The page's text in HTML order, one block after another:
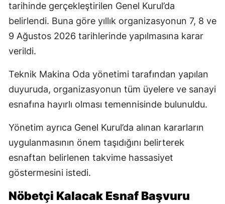
tarihinde gerçekleştirilen Genel Kurul’da
belirlendi. Buna göre yıllık organizasyonun 7, 8 ve
9 Ağustos 2026 tarihlerinde yapılmasına karar
verildi.
Teknik Makina Oda yönetimi tarafından yapılan
duyuruda, organizasyonun tüm üyelere ve sanayi
esnafına hayırlı olması temennisinde bulunuldu.
Yönetim ayrıca Genel Kurul’da alınan kararların
uygulanmasının önem taşıdığını belirterek
esnaftan belirlenen takvime hassasiyet
göstermesini istedi.
Nöbetçi Kalacak Esnaf Başvuru